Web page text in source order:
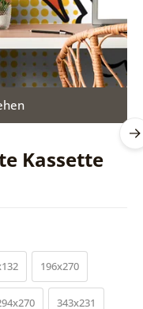
Kassette
196x270
343x231